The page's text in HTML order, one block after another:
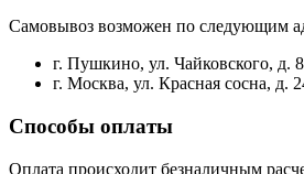
Самовывоз возможен по следующим
г. Пушкино, ул. Чайковского, д. 8
г. Москва, ул. Красная сосна, д.
Способы оплаты
Оплата происходит безналичным